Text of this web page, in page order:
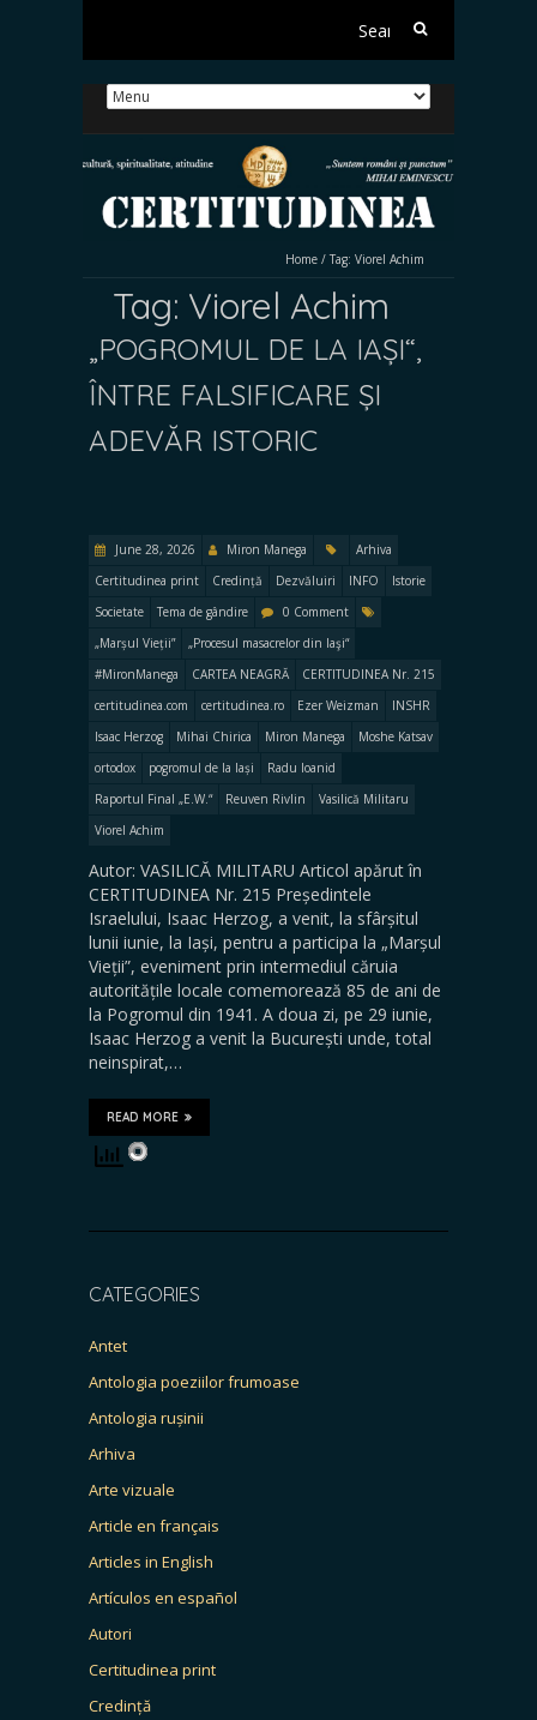
Search
Home / Tag: Viorel Achim
Tag: Viorel Achim
„POGROMUL DE LA IAȘI“,
ÎNTRE FALSIFICARE ȘI
ADEVĂR ISTORIC
June 28, 2026 Miron Manega
Arhiva
Certitudinea print
Credință Dezvăluiri INFO
Istorie
Societate
Tema de gândire
0 Comment
„Marșul Vieții”
„Procesul masacrelor din Iaşi“
#MironManega
CARTEA NEAGRĂ
CERTITUDINEA Nr. 215
certitudinea.com
certitudinea.ro Ezer Weizman
INSHR
Isaac Herzog
Mihai Chirica Miron Manega
Moshe Katsav
ortodox
pogromul de la Iași
Radu Ioanid
Raportul Final „E.W.“
Reuven Rivlin
Vasilică Militaru
Viorel Achim
Autor: VASILICĂ MILITARU Articol apărut în
CERTITUDINEA Nr. 215 Președintele
Israelului, Isaac Herzog, a venit, la sfârșitul
lunii iunie, la Iași, pentru a participa la „Marșul
Vieții”, eveniment prin intermediul căruia
autoritățile locale comemorează 85 de ani de
la Pogromul din 1941. A doua zi, pe 29 iunie,
Isaac Herzog a venit la București unde, total
neinspirat,…
READ MORE
CATEGORIES
Antet
Antologia poeziilor frumoase
Antologia rușinii
Arhiva
Arte vizuale
Article en français
Articles in English
Artículos en español
Autori
Certitudinea print
Credință